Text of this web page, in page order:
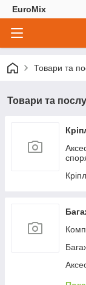
EuroMix
Товари та
Товари та